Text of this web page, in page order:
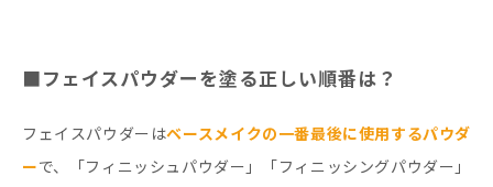
■フェイスパウダーを塗る正しい順番は？
フェイスパウダーはベースメイクの一番最後に使用するパウダ
ーで、「フィニッシュパウダー」「フィニッシングパウダー」